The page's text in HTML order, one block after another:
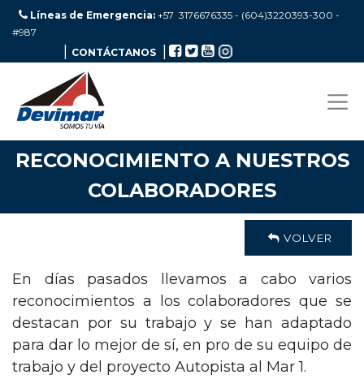
Líneas de Emergencia: +57 3176676335 - (604)3220393-300 -
#987
CONTÁCTANOS
RECONOCIMIENTO A NUESTROS
COLABORADORES
VOLVER
En días pasados llevamos a cabo varios
reconocimientos a los colaboradores que se
destacan por su trabajo y se han adaptado
para dar lo mejor de sí, en pro de su equipo de
trabajo y del proyecto Autopista al Mar 1.